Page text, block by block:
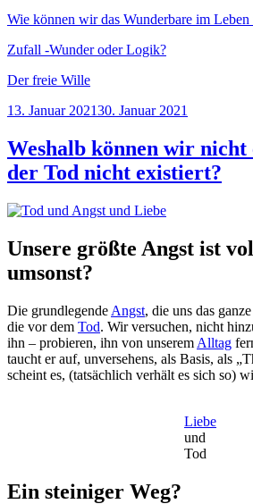
Wie können wir das Wunderbare im
Zufall -Wunder oder Logik?
Der freie Wille
Veröffentlicht
13. Januar 202130. Januar 2021
Weshalb können wir nicht
der Tod nicht existiert?
Unsere größte Angst ist
umsonst?
Die grundlegende Angst, die uns das ganze
die vor dem Tod. Wir versuchen, nicht
ihn – probieren, ihn von unserem Alltag
taucht er auf, unversehens, als Basis, als
scheint es, (tatsächlich verhält es sich so)
Liebe
und
Tod
Ein steiniger Weg?